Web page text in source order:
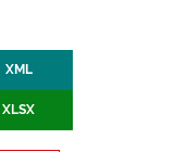
XML
XLSX